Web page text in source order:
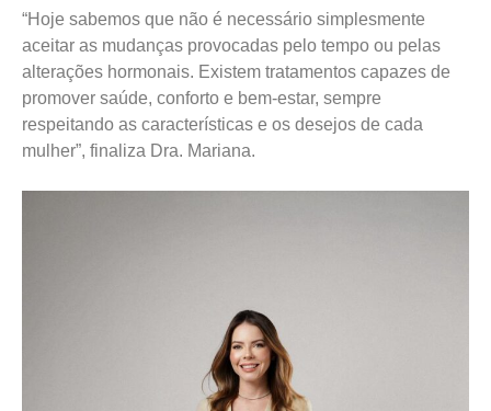
“Hoje sabemos que não é necessário simplesmente
aceitar as mudanças provocadas pelo tempo ou pelas
alterações hormonais. Existem tratamentos capazes de
promover saúde, conforto e bem-estar, sempre
respeitando as características e os desejos de cada
mulher”, finaliza Dra. Mariana.